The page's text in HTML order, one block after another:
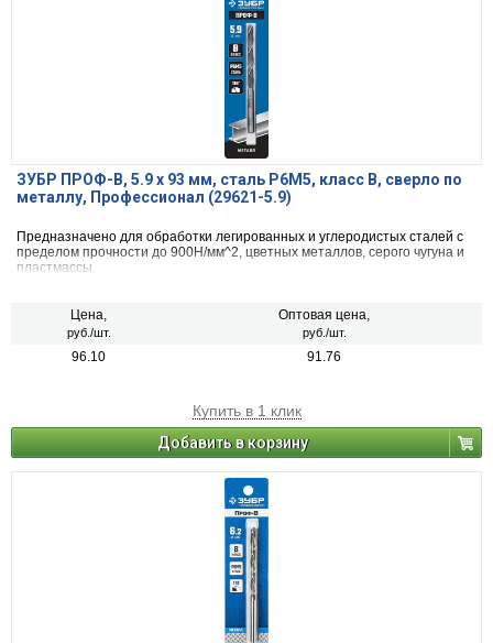
ЗУБР ПРОФ-В, 5.9 х 93 мм, сталь Р6М5, класс В, сверло по
металлу, Профессионал (29621-5.9)
Предназначено для обработки легированных и углеродистых сталей с
пределом прочности до 900Н/мм^2, цветных металлов, серого чугуна и
пластмассы.
Цена,
руб./шт.
Оптовая цена,
руб./шт.
96.10 91.76
Купить в 1 клик
Добавить в корзину